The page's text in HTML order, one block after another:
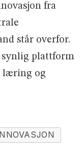
fra
står overfor.
synlig plattform
læring og
INNOVASJON